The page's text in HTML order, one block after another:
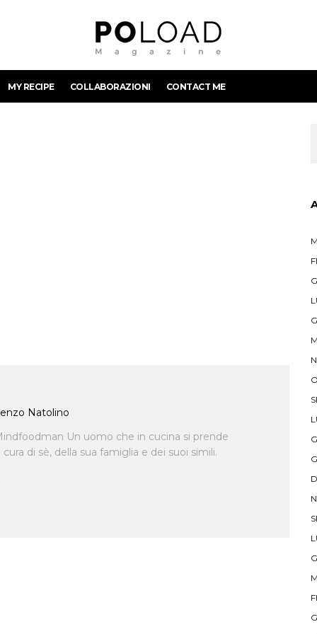
MY RECIPE COLLABORAZIONI CONTACT ME
Natolino
Un uomo che in cucina si prende
di sè, della sua famiglia e dei suoi simili.